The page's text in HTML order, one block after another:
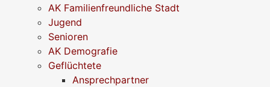
AK Familienfreundliche Stadt
Jugend
Senioren
AK Demografie
Geflüchtete
Ansprechpartner